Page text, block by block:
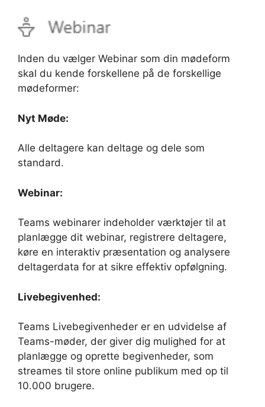
Inden du vælger Webinar som din mødeform
skal du kende forskellene på de forskellige
mødeformer:
Nyt Møde:
Alle deltagere kan deltage og dele som
standard.
Webinar:
Teams webinarer indeholder værktøjer til at
planlægge dit webinar, registrere deltagere,
køre en interaktiv præsentation og analysere
deltagerdata for at sikre effektiv opfølgning.
Livebegivenhed:
Teams Livebegivenheder er en udvidelse af
Teams-møder, der giver dig mulighed for at
planlægge og oprette begivenheder, som
streames til store online publikum med op til
10.000 brugere.